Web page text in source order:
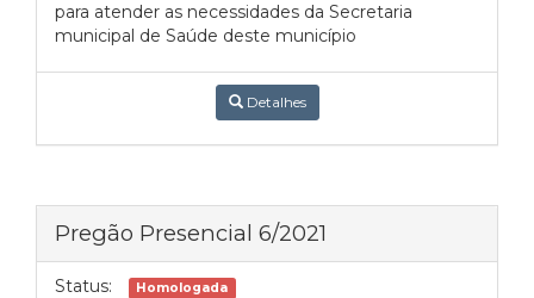
para atender as necessidades da Secretaria
municipal de Saúde deste município
Detalhes
Pregão Presencial 6/2021
Status: Homologada